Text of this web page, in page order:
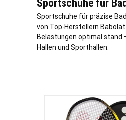
Sportschuhe für
Sportschuhe für präzise
von Top-Herstellern
Belastungen optimal stand
Hallen und Sporthallen.